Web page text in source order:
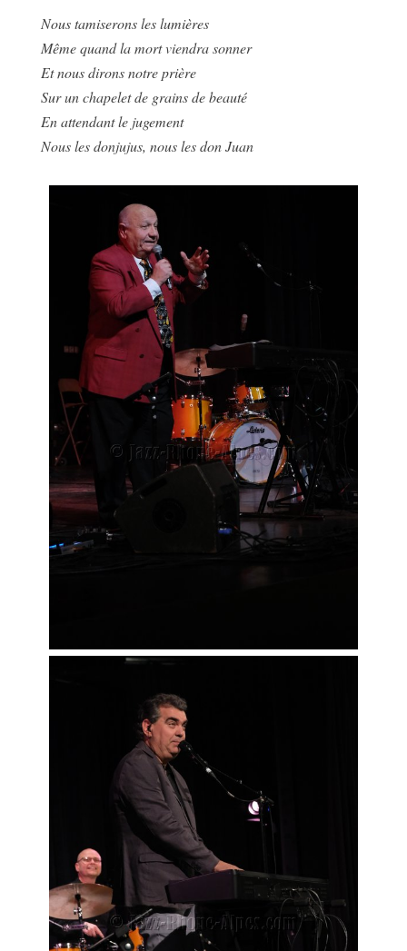
Nous tamiserons les lumières
Même quand la mort viendra sonner
Et nous dirons notre prière
Sur un chapelet de grains de beauté
En attendant le jugement
Nous les donjujus, nous les don Juan